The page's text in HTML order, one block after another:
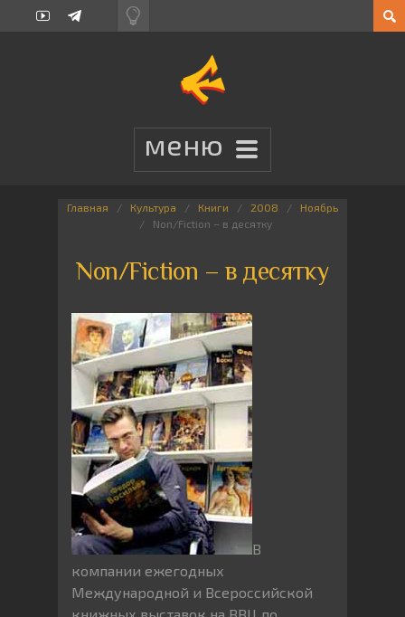
Главная Культура Книги 2008
Ноябрь
Non/Fiction – в десятку
Non/Fiction – в десятку
В
компании ежегодных
Международной и Всероссийской